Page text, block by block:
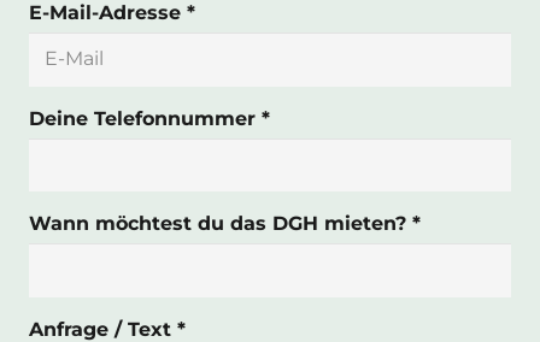
E-Mail-Adresse *
Deine Telefonnummer *
Wann möchtest du das DGH mieten? *
Anfrage / Text *